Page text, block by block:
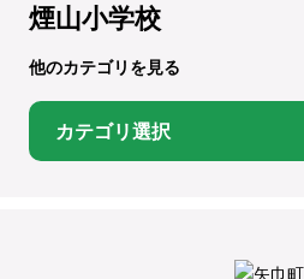
煙山小学校
他のカテゴリを見る
カテゴリ選択